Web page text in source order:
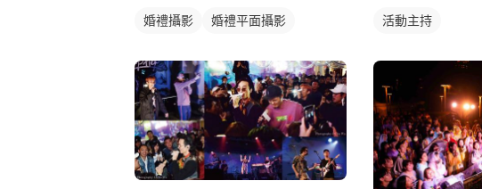
婚禮攝影 婚禮平面攝影 活動主持